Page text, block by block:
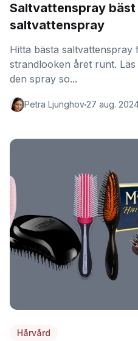
Saltvattenspray
saltvattenspray
Hitta bästa
strandlooken året runt.
den spray so...
Petra Ljunghov 27 aug.
Hårvård